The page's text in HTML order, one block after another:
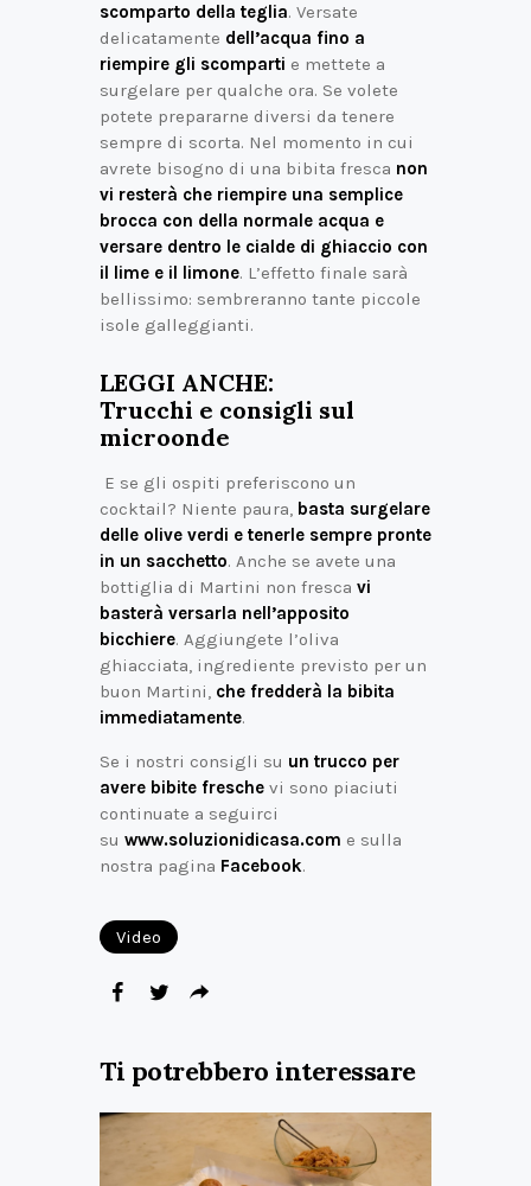
scomparto della teglia. Versate
delicatamente dell’acqua fino a
riempire gli scomparti e mettete a
surgelare per qualche ora. Se volete
potete prepararne diversi da tenere
sempre di scorta. Nel momento in cui
avrete bisogno di una bibita fresca non
vi resterà che riempire una semplice
brocca con della normale acqua e
versare dentro le cialde di ghiaccio con
il lime e il limone. L’effetto finale sarà
bellissimo: sembreranno tante piccole
isole galleggianti.
LEGGI ANCHE:
Trucchi e consigli sul
microonde
E se gli ospiti preferiscono un
cocktail? Niente paura, basta surgelare
delle olive verdi e tenerle sempre pronte
in un sacchetto. Anche se avete una
bottiglia di Martini non fresca vi
basterà versarla nell’apposito
bicchiere. Aggiungete l’oliva
ghiacciata, ingrediente previsto per un
buon Martini, che fredderà la bibita
immediatamente.
Se i nostri consigli su un trucco per
avere bibite fresche vi sono piaciuti
continuate a seguirci
su www.soluzionidicasa.com e sulla
nostra pagina Facebook.
Video
Ti potrebbero interessare